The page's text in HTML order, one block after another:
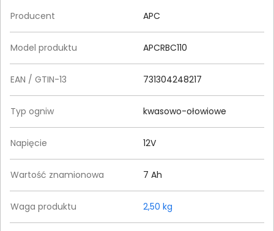
Producent APC
Model produktu APCRBC110
EAN / GTIN-13 731304248217
Typ ogniw kwasowo-ołowiowe
Napięcie 12V
Wartość znamionowa 7 Ah
Waga produktu 2,50 kg